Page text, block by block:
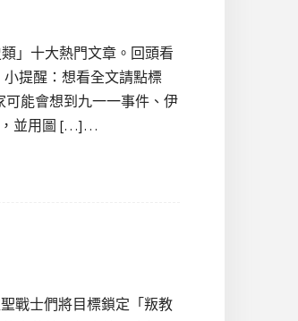
」十大熱門文章。回頭看
提醒：想看全文請點標
能會想到九一一事件、伊
，並用圖 […]…
戰士們將目標鎖定「叛教